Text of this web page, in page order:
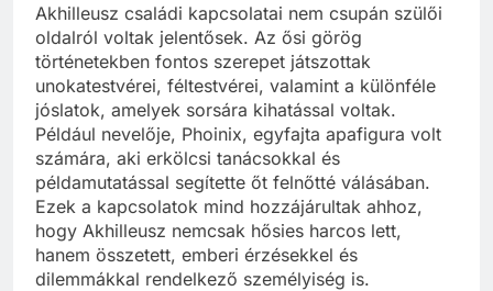
Akhilleusz családi kapcsolatai nem csupán szülői
oldalról voltak jelentősek. Az ősi görög
történetekben fontos szerepet játszottak
unokatestvérei, féltestvérei, valamint a különféle
jóslatok, amelyek sorsára kihatással voltak.
Például nevelője, Phoinix, egyfajta apafigura volt
számára, aki erkölcsi tanácsokkal és
példamutatással segítette őt felnőtté válásában.
Ezek a kapcsolatok mind hozzájárultak ahhoz,
hogy Akhilleusz nemcsak hősies harcos lett,
hanem összetett, emberi érzésekkel és
dilemmákkal rendelkező személyiség is.